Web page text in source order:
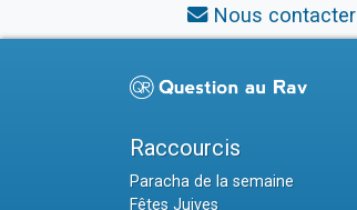
Nous contacter
Raccourcis
Paracha de la semaine
Fêtes Juives